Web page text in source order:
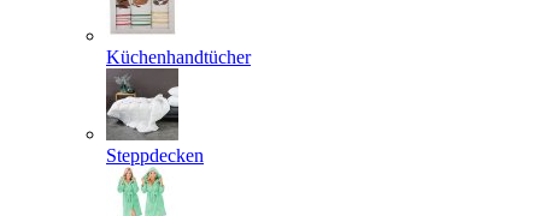
Küchenhandtücher
Steppdecken